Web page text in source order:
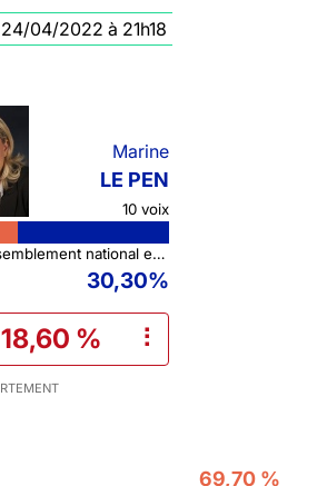
04/2022 à 21h18
Marine
LE PEN
10 voix
Rassemblement national et ses alliés
30,30%
18,60 % ⠇
69,70 %